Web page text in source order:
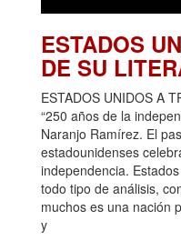
ESTADOS
DE SU
ESTADOS UNIDOS A
“250 años de la
Naranjo Ramírez. El
estadounidenses
independencia.
todo tipo de análisis,
muchos es una nación
y